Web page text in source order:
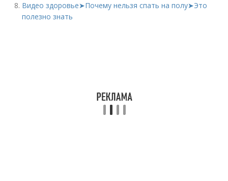
Видео здоровье➤Почему нельзя спать на полу➤Это
полезно знать